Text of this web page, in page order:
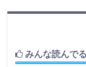
みんな読んで